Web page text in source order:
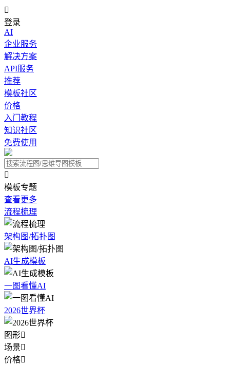

登录
AI
企业服务
解决方案
API服务
推荐
模板社区
价格
入门教程
知识社区
免费使用

模板专题
查看更多
流程梳理
架构图/拓扑图
AI生成模板
一图看懂AI
2026世界杯
图形
场景
价格